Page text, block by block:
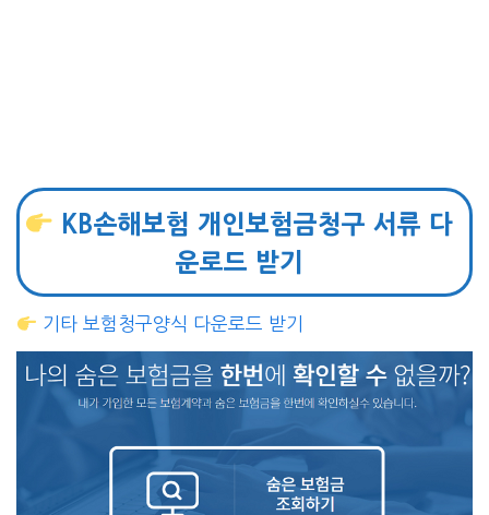
KB손해보험 개인보험금청구 서류 다
운로드 받기
기타 보험청구양식 다운로드 받기